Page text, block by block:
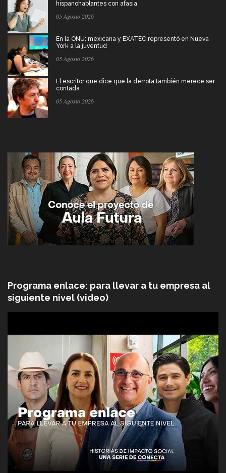
hispanohablantes con afasia
05 Agosto 2026
En la ONU: mexicana y EXATEC representó en Nueva
York a la juventud
05 Agosto 2026
El escritor que dice que la derrota también merece ser
contada
05 Agosto 2026
Programa enlace: para llevar a tu empresa al
siguiente nivel (video)